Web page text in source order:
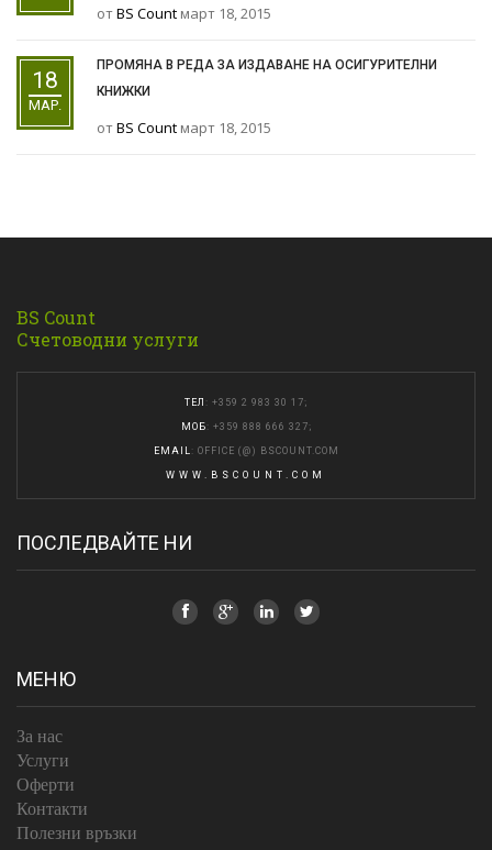
отBS Count март 18, 2015
18
МАР.
ПРОМЯНА В РЕДА ЗА ИЗДАВАНЕ НА ОСИГУРИТЕЛНИ
КНИЖКИ
отBS Count март 18, 2015
BS Count
Счетоводни услуги
ТЕЛ : +359 2 983 30 17;
МОБ : +359 888 666 327;
EMAIL : OFFICE (@) BSCOUNT.COM
WWW.BSCOUNT.COM
ПОСЛЕДВАЙТЕ НИ
МЕНЮ
За нас
Услуги
Оферти
Контакти
Полезни връзки